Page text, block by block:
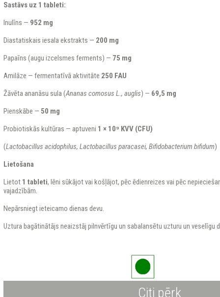
Sastāvs uz 1 tableti:
Inulīns — 952 mg
Diastatiskais iesala ekstrakts — 200 mg
Papaīns (augu izcelsmes ferments) — 75 mg
Amilāze — fermentatīvā aktivitāte 250 FAU
Žāvēta ananāsu sula (Ananas comosus L., auglis) — 69,5 mg
Pienskābe — 50 mg
Probiotiskās kultūras — aptuveni 1 × 10⁹ KVV (CFU)
(Lactobacillus acidophilus, Lactobacillus paracasei, Bifidobacterium bifidum)
Lietošana
Lietot 1 tableti, lēni sūkājot vai košļājot, pēc ēdienreizes vai pēc
vajadzībām.
Nepārsniegt ieteicamo dienas devu.
Uztura bagātinātājs neaizstāj pilnvērtīgu un sabalansētu uzturu un veselīgu
Citi pērk